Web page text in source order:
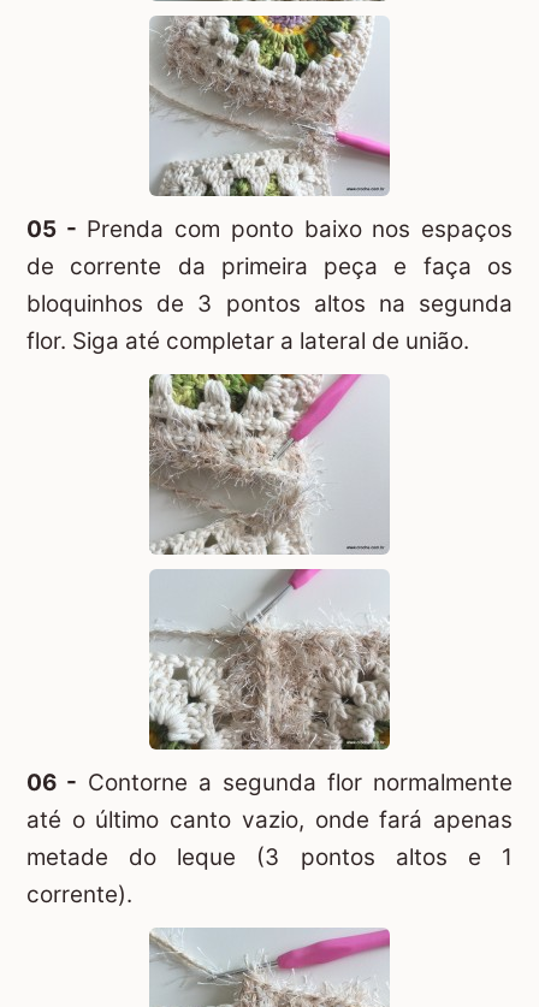
05 - Prenda com ponto baixo nos espaços
de corrente da primeira peça e faça os
bloquinhos de 3 pontos altos na segunda
flor. Siga até completar a lateral de união.
06 - Contorne a segunda flor normalmente
até o último canto vazio, onde fará apenas
metade do leque (3 pontos altos e 1
corrente).